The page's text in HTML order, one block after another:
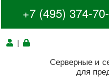
+7 (495) 374-
|
Серверные и
для